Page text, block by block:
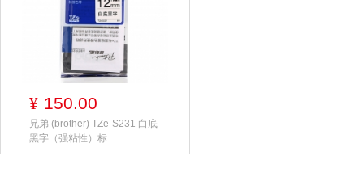
¥ 150.00
兄弟 (brother) TZe-S231 白底
黑字（强粘性）标